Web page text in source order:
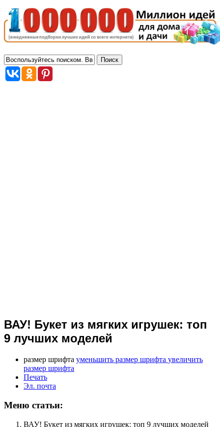
ВАУ! Букет из мягких игрушек: топ
9 лучших моделей
размер шрифта уменьшить размер шрифта увеличить
размер шрифта
Печать
Эл. почта
Меню статьи:
ВАУ! Букет из мягких игрушек: топ 9 лучших моделей